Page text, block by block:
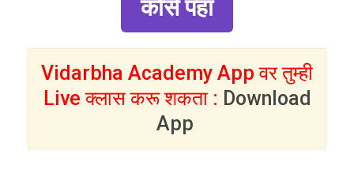
कोर्स पहा
Vidarbha Academy App वर तुम्ही
Live क्लास करू शकता : Download
App